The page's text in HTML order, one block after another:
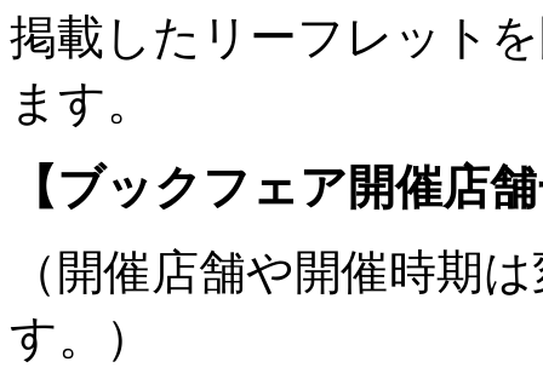
掲載したリーフレット
ます。
【ブックフェア開催店
（開催店舗や開催時期
す。）